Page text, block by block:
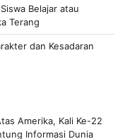
Belajar atau
Terang
dan Kesadaran
Amerika, Kali Ke-22
Informasi Dunia